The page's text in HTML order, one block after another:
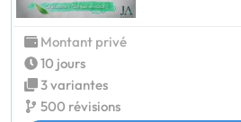
Montant privé
10 jours
3 variantes
500 révisions